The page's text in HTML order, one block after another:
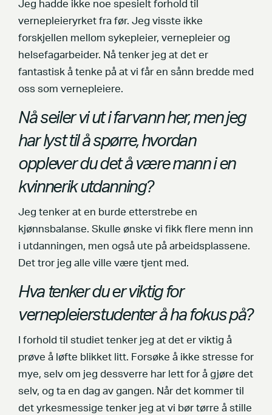
Jeg hadde ikke noe spesielt forhold til
vernepleieryrket fra før. Jeg visste ikke
forskjellen mellom sykepleier, vernepleier og
helsefagarbeider. Nå tenker jeg at det er
fantastisk å tenke på at vi får en sånn bredde med
oss som vernepleiere.
Nå seiler vi ut i farvann her, men jeg
har lyst til å spørre, hvordan
opplever du det å være mann i en
kvinnerik utdanning?
Jeg tenker at en burde etterstrebe en
kjønnsbalanse. Skulle ønske vi fikk flere menn inn
i utdanningen, men også ute på arbeidsplassene.
Det tror jeg alle ville være tjent med.
Hva tenker du er viktig for
vernepleierstudenter å ha fokus på?
I forhold til studiet tenker jeg at det er viktig å
prøve å løfte blikket litt. Forsøke å ikke stresse for
mye, selv om jeg dessverre har lett for å gjøre det
selv, og ta en dag av gangen. Når det kommer til
det yrkesmessige tenker jeg at vi bør tørre å stille